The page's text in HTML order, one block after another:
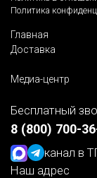
Политика
Главная
Доставка
Медиа-центр
Бесплатный
8 (800) 700-
канал в
Наш адрес